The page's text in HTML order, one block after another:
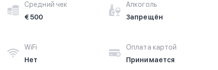
Средний чек
€ 500
Алкоголь
Запрещён
WiFi
Нет
Оплата картой
Принимается